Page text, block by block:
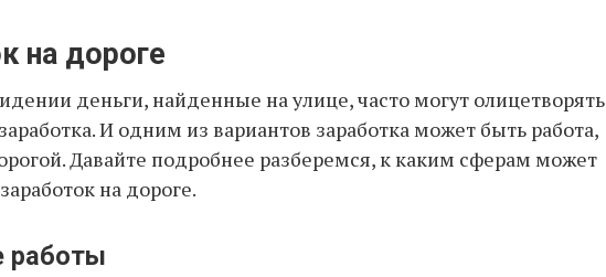
на дороге
деньги, найденные на улице, часто могут олицетворять
И одним из вариантов заработка может быть работа,
Давайте подробнее разберемся, к каким сферам может
на дороге.